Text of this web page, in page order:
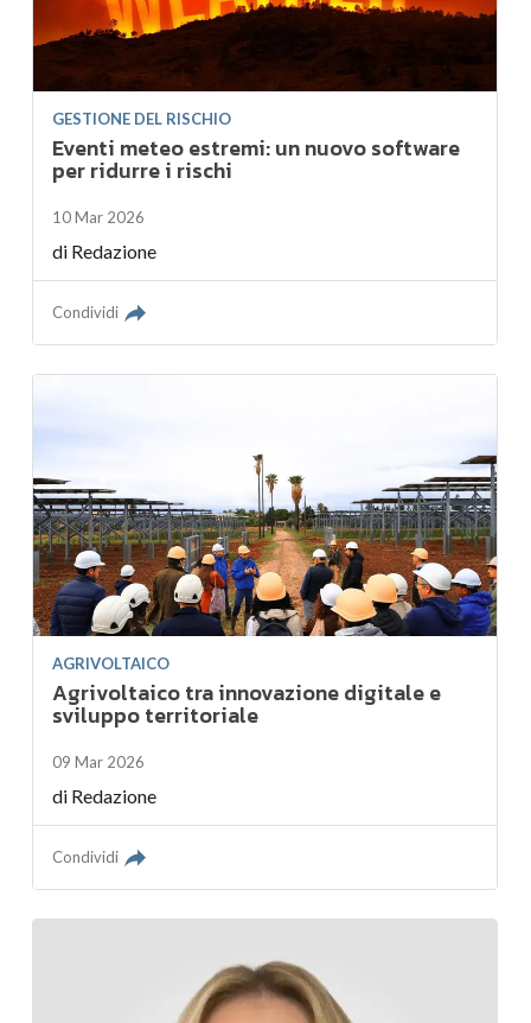
GESTIONE DEL RISCHIO
Eventi meteo estremi: un nuovo software
per ridurre i rischi
10 Mar 2026
di Redazione
Condividi
AGRIVOLTAICO
Agrivoltaico tra innovazione digitale e
sviluppo territoriale
09 Mar 2026
di Redazione
Condividi